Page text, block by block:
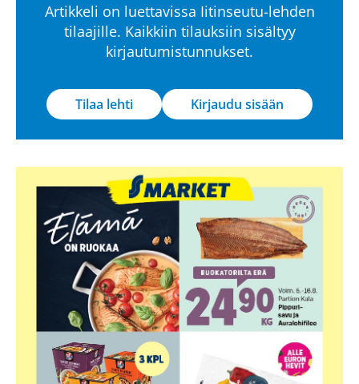
Artikkeli on luettavissa Iitinseutu-lehden
tilaajille. Kaikkiin tilauksiin sisältyy
kirjautumistunnukset.
Tilaa lehti Kirjaudu sisään